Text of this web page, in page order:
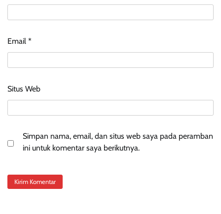
Email *
Situs Web
Simpan nama, email, dan situs web saya pada peramban
ini untuk komentar saya berikutnya.